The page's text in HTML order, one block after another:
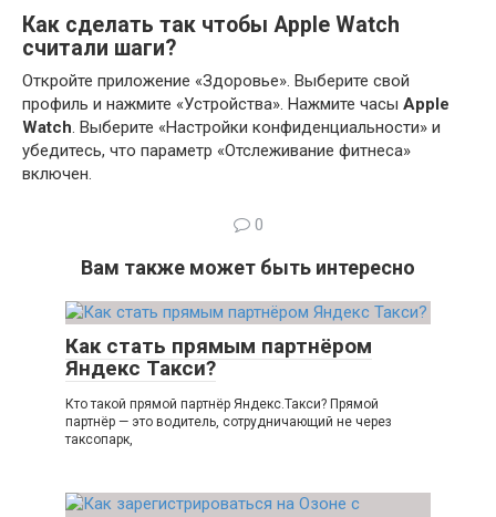
Как сделать так чтобы Apple Watch
считали шаги?
Откройте приложение «Здоровье». Выберите свой
профиль и нажмите «Устройства». Нажмите часы Apple
Watch. Выберите «Настройки конфиденциальности» и
убедитесь, что параметр «Отслеживание фитнеса»
включен.
0
Вам также может быть интересно
Как стать прямым партнёром
Яндекс Такси?
Кто такой прямой партнёр Яндекс.Такси? Прямой
партнёр — это водитель, сотрудничающий не через
таксопарк,